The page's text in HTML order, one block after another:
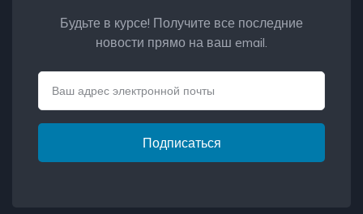
Будьте в курсе! Получите все последние
новости прямо на ваш email.
Подписаться